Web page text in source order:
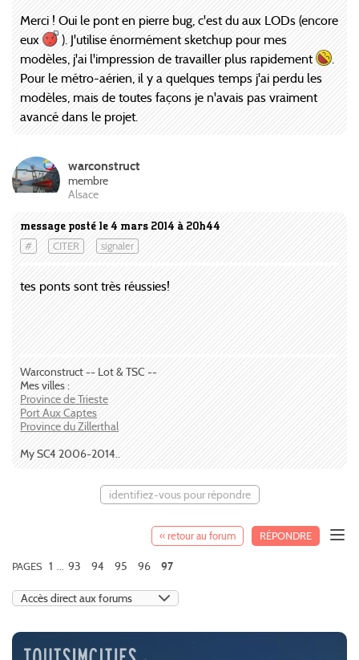
Merci ! Oui le pont en pierre bug, c'est du aux LODs (encore
eux
). J'utilise énormément sketchup pour mes
modèles, j'ai l'impression de travailler plus rapidement
.
Pour le métro-aérien, il y a quelques temps j'ai perdu les
modèles, mais de toutes façons je n'avais pas vraiment
avancé dans le projet.
message posté le 4 mars 2014 à 20h44
# CITER signaler
warconstruct
membre
Alsace
tes ponts sont très réussies!
Warconstruct -- Lot & TSC --
Mes villes :
Province de Trieste
Port Aux Captes
Province du Zillerthal
My SC4 2006-2014..
identifiez-vous pour répondre
« retour au forum RÉPONDRE
PAGES 1 ... 93 94 95 96 97